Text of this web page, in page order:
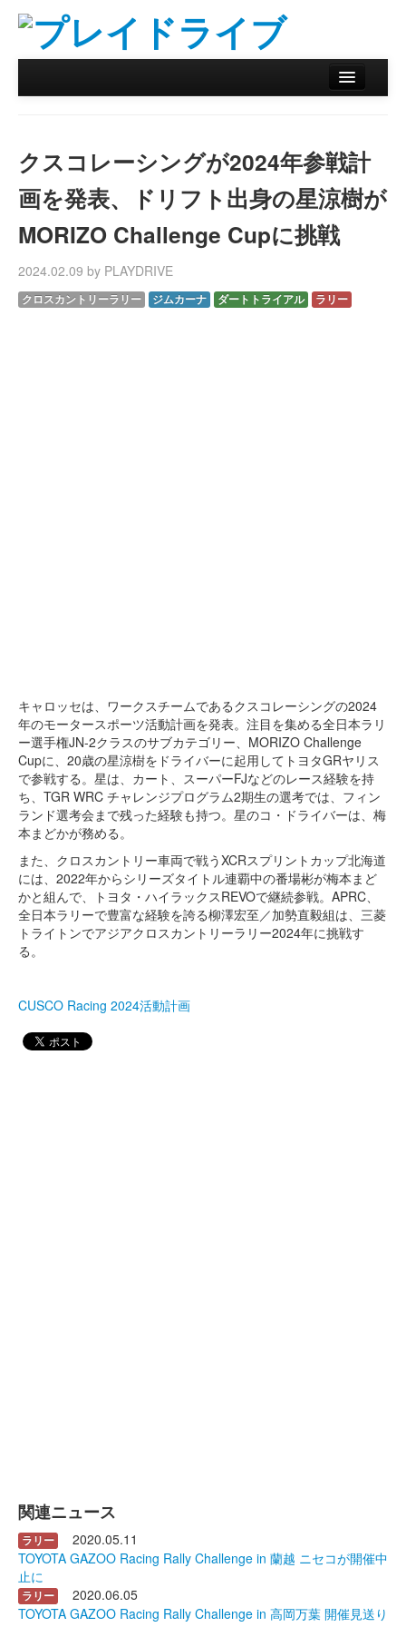
バックナンバー
クスコレーシングが2024年参戦計
画を発表、ドリフト出身の星涼樹が
MORIZO Challenge Cupに挑戦
2024.02.09 by PLAYDRIVE
クロスカントリーラリー ジムカーナ ダートトライアル ラリー
キャロッセは、ワークスチームであるクスコレーシングの2024
年のモータースポーツ活動計画を発表。注目を集める全日本ラリ
ー選手権JN-2クラスのサブカテゴリー、MORIZO Challenge
Cupに、20歳の星涼樹をドライバーに起用してトヨタGRヤリス
で参戦する。星は、カート、スーパーFJなどのレース経験を持
ち、TGR WRC チャレンジプログラム2期生の選考では、フィン
ランド選考会まで残った経験も持つ。星のコ・ドライバーは、梅
本まどかが務める。
また、クロスカントリー車両で戦うXCRスプリントカップ北海道
には、2022年からシリーズタイトル連覇中の番場彬が梅本まど
かと組んで、トヨタ・ハイラックスREVOで継続参戦。APRC、
全日本ラリーで豊富な経験を誇る柳澤宏至／加勢直毅組は、三菱
トライトンでアジアクロスカントリーラリー2024年に挑戦す
る。
CUSCO Racing 2024活動計画
関連ニュース
ラリー
2020.05.11
TOYOTA GAZOO Racing Rally Challenge in 蘭越 ニセコが開催中
止に
ラリー
2020.06.05
TOYOTA GAZOO Racing Rally Challenge in 高岡万葉 開催見送り